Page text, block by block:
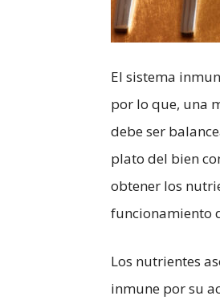
El sistema
por lo que, una
debe ser
plato del bien
obtener los
funcionamiento
Los nutrientes
inmune por su